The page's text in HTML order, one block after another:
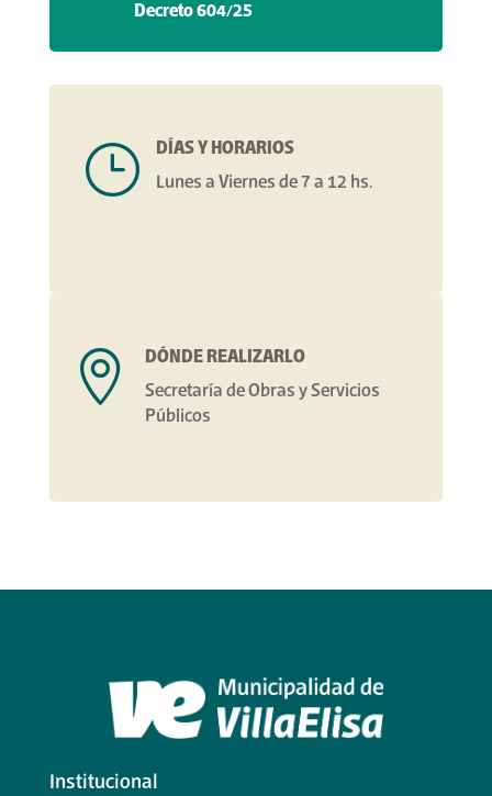
Decreto 604/25
}
DÍAS Y HORARIOS
Lunes a Viernes de 7 a 12 hs.

DÓNDE REALIZARLO
Secretaría de Obras y Servicios
Públicos
Institucional